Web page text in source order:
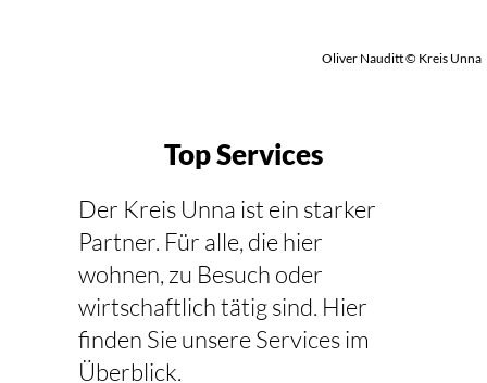
Oliver Nauditt © Kreis Unna
Top Services
Der Kreis Unna ist ein starker
Partner. Für alle, die hier
wohnen, zu Besuch oder
wirtschaftlich tätig sind. Hier
finden Sie unsere Services im
Überblick.